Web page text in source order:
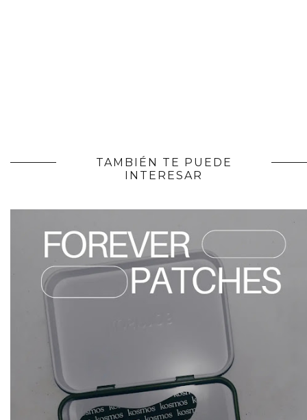
TAMBIÉN TE PUEDE
INTERESAR